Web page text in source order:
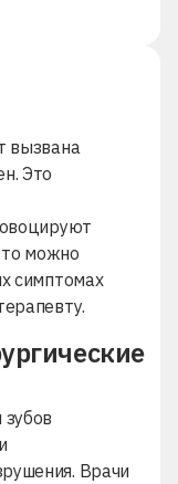
вызвана
Это
то можно
симптомах
Врачи